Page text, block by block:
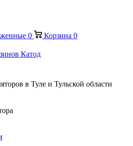
0 Корзина 0
Катод
в Туле и Тульской области